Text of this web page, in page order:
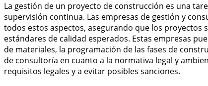
La gestión de un proyecto de construcción es una
supervisión continua. Las empresas de gestión y
todos estos aspectos, asegurando que los
estándares de calidad esperados. Estas empresas
de materiales, la programación de las fases de
de consultoría en cuanto a la normativa legal y
requisitos legales y a evitar posibles sanciones.